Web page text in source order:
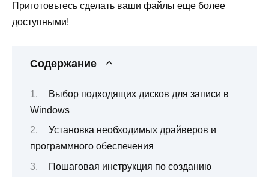
Приготовьтесь сделать ваши файлы еще более
доступными!
Содержание
Выбор подходящих дисков для записи в
Windows
Установка необходимых драйверов и
программного обеспечения
Пошаговая инструкция по созданию